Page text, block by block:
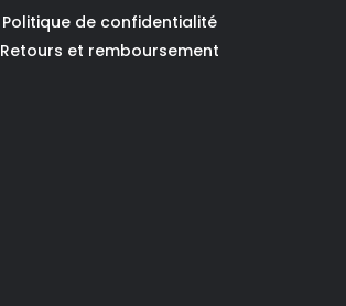
Politique de confidentialité
Retours et remboursement